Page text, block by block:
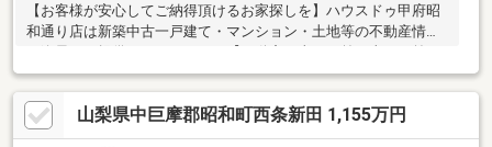
【お客様が安心してご納得頂けるお家探しを】ハウスドゥ甲府昭
和通り店は新築中古一戸建て・マンション・土地等の不動産情報
しない】このテーマを第1に誠実かつ真摯に向き合い当店舗に関わ
る全てのお客様が幸せにお取引出来るようお約束致します。お家
のご購入は物件探しだけでなく、住宅ローン、リフォーム、火災
保険、お引越し等多々に渡るお手続きが必要です。全てのお手続
山梨県中巨摩郡昭和町西条新田 1,155万円